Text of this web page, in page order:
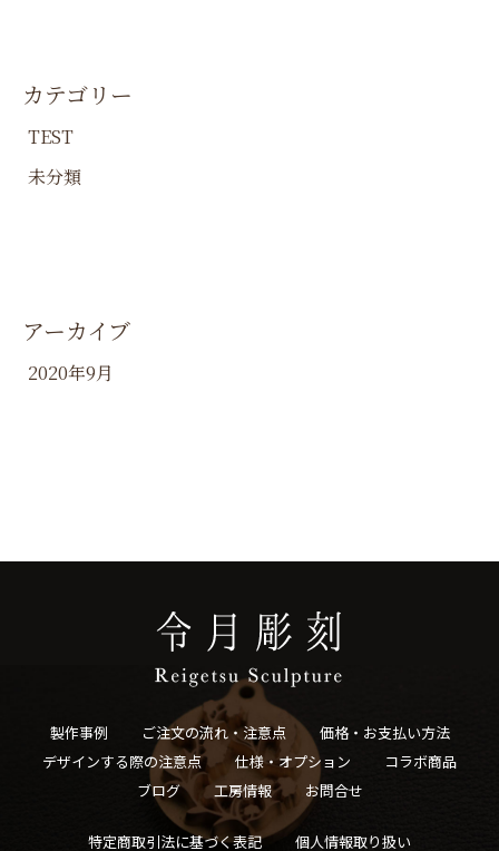
カテゴリー
TEST
未分類
アーカイブ
2020年9月
製作事例 ご注文の流れ・注意点
価格・お支払い方法
デザインする際の注意点
仕様・オプション
コラボ商品
ブログ
工房情報 お問合せ
特定商取引法に基づく表記 個人情報取り扱い